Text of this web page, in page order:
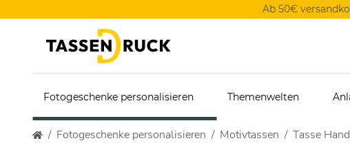
Ab 50€
Fotogeschenke personalisieren Themenwelten
Fotogeschenke personalisieren Motivtassen Tasse